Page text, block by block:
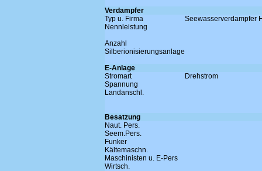
Verdampfer
Typ u. Firma
Seewasserverdampfer
Nennleistung
Anzahl
Silberionisierungsanlage
E-Anlage
Stromart
Drehstrom
Spannung
Landanschl.
Besatzung
Naut. Pers.
Seem.Pers.
Funker
Kältemaschn.
Maschinisten u. E-Pers
Wirtsch.